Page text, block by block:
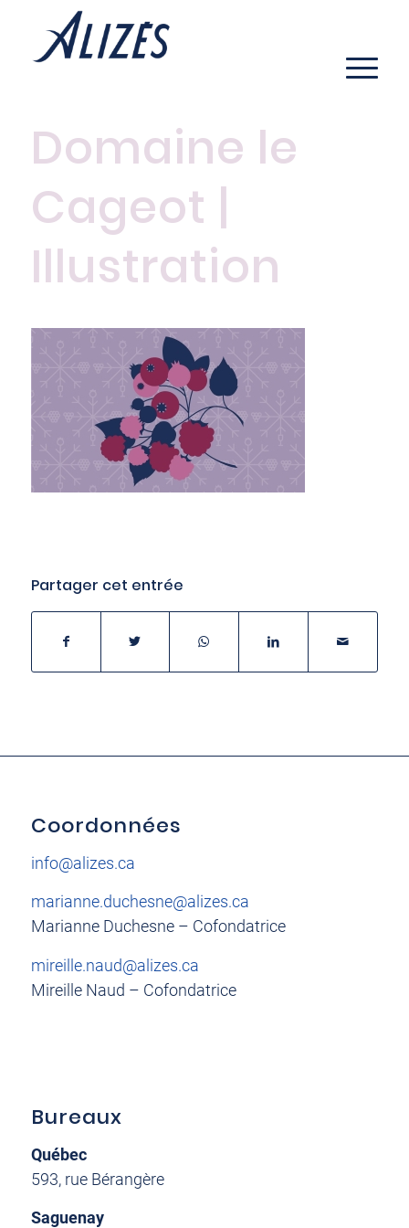
Domaine le
Cageot |
Illustration
Partager cet entrée
Coordonnées
info@alizes.ca
marianne.duchesne@alizes.ca
Marianne Duchesne – Cofondatrice
mireille.naud@alizes.ca
Mireille Naud – Cofondatrice
Bureaux
Québec
593, rue Bérangère
Saguenay